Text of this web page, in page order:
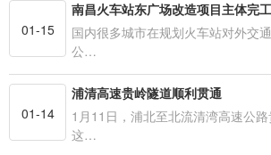
01-15
国内很多城市在规划火车站对外交
公…
01-14
浦清高速贵岭隧道顺利贯通
1月11日，浦北至北流清湾高速公路
这…